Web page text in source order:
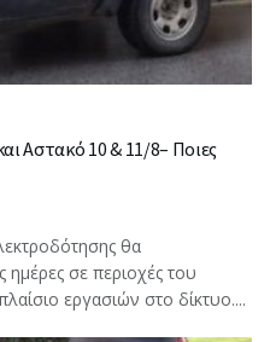
Αστακό 10 & 11/8– Ποιες
θα
ημέρες σε περιοχές του
εργασιών στο δίκτυο....